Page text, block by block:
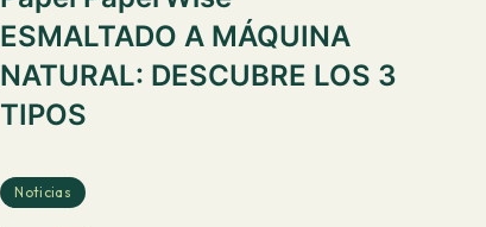
ESMALTADO A MÁQUINA
NATURAL: DESCUBRE LOS 3
TIPOS
Noticias